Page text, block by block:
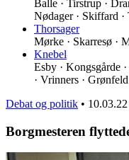
Balle · Tirstrup ·
Nødager · Skiffard ·
Thorsager
Mørke · Skarresø ·
Knebel
Esby · Kongsgårde
· Vrinners · Grønfeld
Debat og politik • 10.03.22
Borgmesteren